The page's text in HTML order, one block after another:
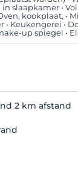
in slaapkamer •
kookplaat, •
Keukengerei •
up spiegel •
2 km afstand